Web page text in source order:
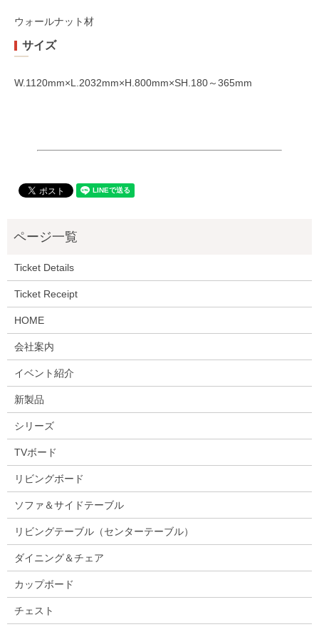
ウォールナット材
サイズ
W.1120mm×L.2032mm×H.800mm×SH.180～365mm
Ticket Details
Ticket Receipt
HOME
会社案内
イベント紹介
新製品
シリーズ
TVボード
リビングボード
ソファ＆サイドテーブル
リビングテーブル（センターテーブル）
ダイニング＆チェア
カップボード
チェスト